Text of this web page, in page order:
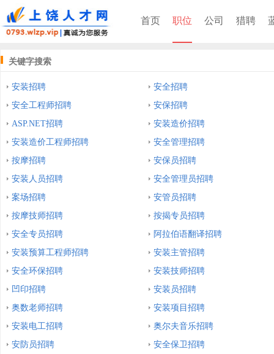
首页 职位 公司 猎聘
关键字搜索
安装招聘
安全招聘
安全工程师招聘
安保招聘
ASP.NET招聘
安装造价招聘
安装造价工程师招聘
安全管理招聘
按摩招聘
安保员招聘
安装人员招聘
安全管理员招聘
案场招聘
安管员招聘
按摩技师招聘
按揭专员招聘
安全专员招聘
阿拉伯语翻译招聘
安装预算工程师招聘
安装主管招聘
安全环保招聘
安装技师招聘
凹印招聘
安装员招聘
奥数老师招聘
安装项目招聘
安装电工招聘
奥尔夫音乐招聘
安防员招聘
安全保卫招聘